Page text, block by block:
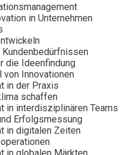
in Unternehmen
die Ideenfindung
von Innovationen
in der Praxis
schaffen
in interdisziplinären Teams
Erfolgsmessung
in digitalen Zeiten
in globalen Märkten